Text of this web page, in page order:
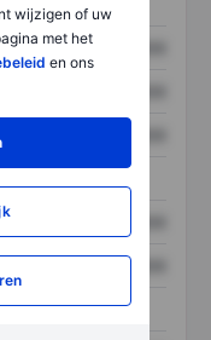
wijzigen of uw
met het
en ons
XXXXXXX
XXXXXXX